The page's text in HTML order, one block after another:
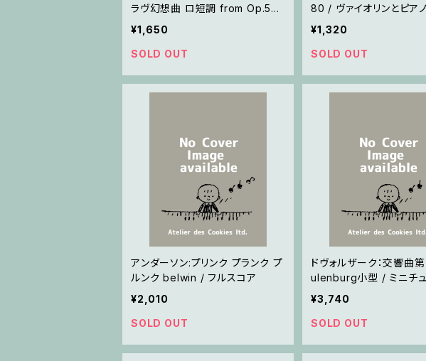
ラヴ幻想曲 ロ短調 from Op.55-
4, Op.75 / ヴァイオリンとピアノ
¥1,650
SOLD OUT
80 / ヴァイオリンとピアノ
¥1,320
SOLD OUT
アンダーソン:プリンク プランク プ
ルンク belwin / フルスコア
¥2,010
SOLD OUT
ドヴォルザーク：交響曲
ulenburg小型 / ミニチュ
ア
¥3,740
SOLD OUT